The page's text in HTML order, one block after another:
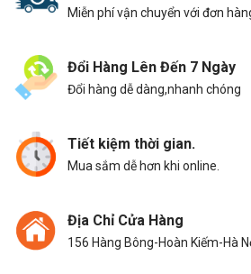
Miễn phí vận chuyển với đơn
Đổi Hàng Lên Đến 7 Ngày
Đổi hàng dễ dàng,nhanh chóng
Tiết kiệm thời gian.
Mua sắm dễ hơn khi online.
Địa Chỉ Cửa Hàng
156 Hàng Bông-Hoàn Kiếm-Hà